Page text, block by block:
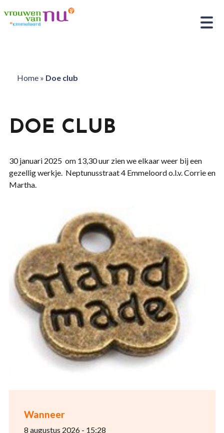
Home» Doe club
Wanneer
8 augustus 2026 - 15:28
DOE CLUB
30 januari 2025 om 13,30 uur zien we elkaar weer bij een
gezellig werkje. Neptunusstraat 4 Emmeloord o.l.v. Corrie en
Martha.